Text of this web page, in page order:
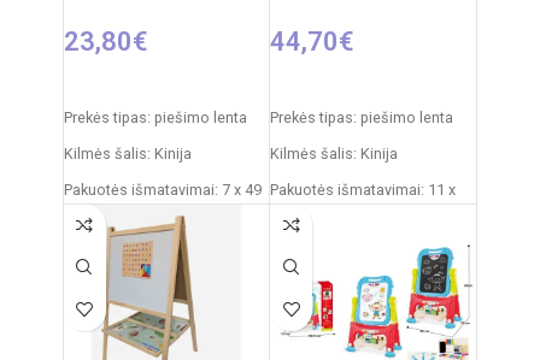
23,80€
Prekės tipas: piešimo lenta
Kilmės šalis: Kinija
Pakuotės išmatavimai: 7 x 49
x 35 cm
Produkto išmatavimai: 33,5 x
32 x 54,5 cm
Rekomenduojamas amžius:
nuo 3 metų
44,70€
Prekės tipas: piešimo lenta
Kilmės šalis: Kinija
Pakuotės išmatavimai: 11 x
43 x 50 cm
Produkto išmatavimai: 30 x
49 x 67 cm
Rekomenduojamas amžius:
nuo 3 metų